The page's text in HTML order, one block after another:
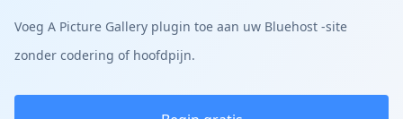
Voeg A Picture Gallery plugin toe aan uw Bluehost -site
zonder codering of hoofdpijn.